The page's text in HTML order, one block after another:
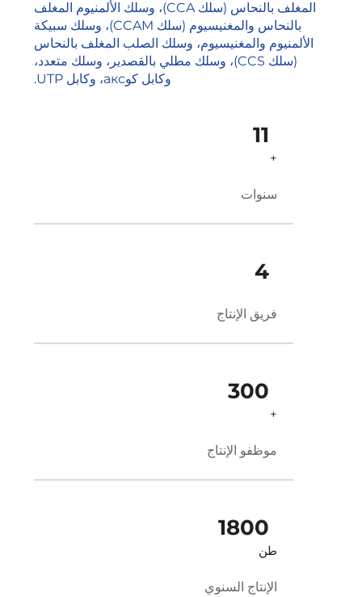
المغلف بالنحاس (سلك CCA)، وسلك الألمنيوم المغلف
بالنحاس والمغنيسيوم (سلك CCAM)، وسلك سبيكة
الألمنيوم والمغنيسيوم، وسلك الصلب المغلف بالنحاس
(سلك CCS)، وسلك مطلي بالقصدير، وسلك متعدد،
وكابل كوакс، وكابل UTP.
11
+
سنوات
4
فريق الإنتاج
300
+
موظفو الإنتاج
1800
طن
الإنتاج السنوي